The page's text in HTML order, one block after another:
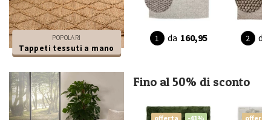
POPOLARI
Tappeti tessuti a mano
da 160,95 da
Fino al 50% di sconto
offerta -41% offerta